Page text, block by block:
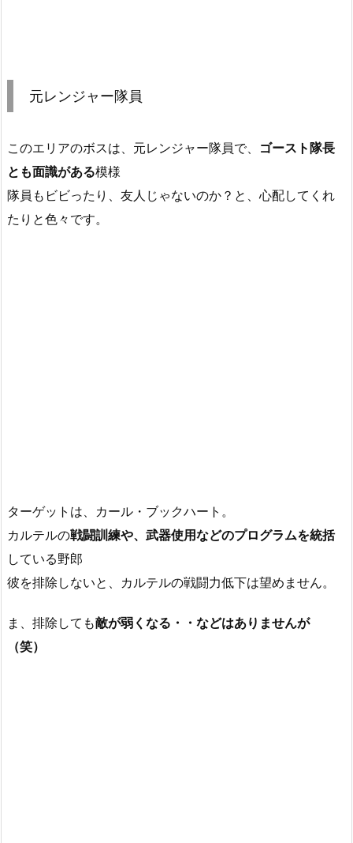
元レンジャー隊員
このエリアのボスは、元レンジャー隊員で、 ゴースト隊長
とも面識がある模様
隊員もビビったり、友人じゃないのか？と、心配してくれ
たりと色々です。
ターゲットは、カール・ブックハート。
カルテルの戦闘訓練や、武器使用などのプログラムを統括
している野郎
彼を排除しないと、カルテルの戦闘力低下は望めません。
ま、排除しても敵が弱くなる・・などはありませんが
（笑）